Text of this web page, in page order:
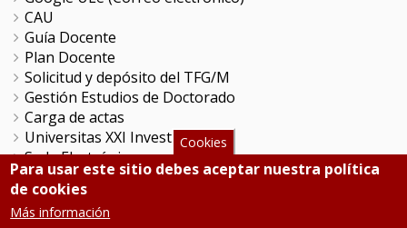
CAU
Guía Docente
Plan Docente
Solicitud y depósito del TFG/M
Gestión Estudios de Doctorado
Carga de actas
Universitas XXI Investigación
Sede Electrónica
Tramitador unileon
Perfil del Contratante
Portal del Empleado
Cookies
Para usar este sitio debes aceptar nuestra política
de cookies
Más información